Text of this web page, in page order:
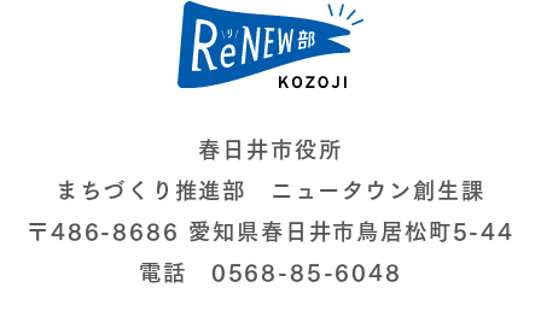
春日井市役所
まちづくり推進部 ニュータウン創生課
〒486-8686 愛知県春日井市鳥居松町5-44
電話 0568-85-6048